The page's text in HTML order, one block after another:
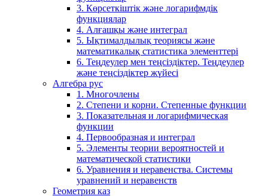
3. Көрсеткіштік және логарифмдік
функциялар
4. Алғашқы және интеграл
5. Ықтималдылық теориясы және
математикалық статистика элементтері
6. Теңдеулер мен теңсіздіктер. Теңдеулер
және теңсіздіктер жүйесі
Алгебра рус
1. Многочлены
2. Степени и корни. Степенные функции
3. Показательная и логарифмическая
функции
4. Первообразная и интеграл
5. Элементы теории вероятностей и
математической статистики
6. Уравнения и неравенства. Системы
уравнений и неравенств
Геометрия каз